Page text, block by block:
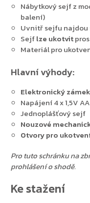
Nábytkový sejf z
balení)
Uvnitř sejfu najdou
Sejflze ukotvit
Materiál pro
Hlavní výhody:
Elektronický zámek
Napájení 4 x 1,5V
Jednoplášťový sejf
Nouzové
Otvory pro
Pro tuto schránku na
prohlášení o shodě.